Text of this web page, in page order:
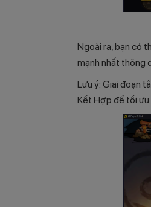
Ngoài ra, bạn có
mạnh nhất thông
Lưu ý: Giai đoạn
Kết Hợp để tối ưu